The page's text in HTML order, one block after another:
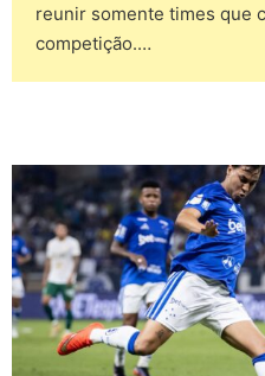
reunir somente times que
competição.…